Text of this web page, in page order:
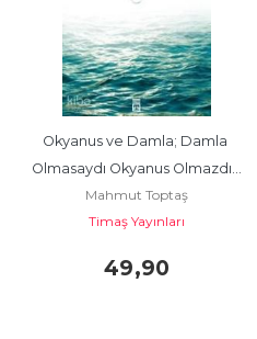
Okyanus ve Damla; Damla
Olmasaydı Okyanus Olmazdı...
Mahmut Toptaş
Timaş Yayınları
49,90